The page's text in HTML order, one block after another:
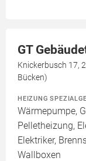
GT
Knickerbusch 17,
Bücken)
HEIZUNG
Wärmepumpe,
Pelletheizung,
Elektriker,
Wallboxen